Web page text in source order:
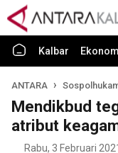
Kalbar
ANTARA
Mendikbud
atribut
Rabu, 3 Februari